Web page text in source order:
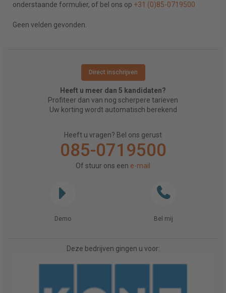
onderstaande formulier, of bel ons op +31 (0)85-0719500
Geen velden gevonden.
Direct inschrijven
Heeft u meer dan 5 kandidaten?
Profiteer dan van nog scherpere tarieven
Uw korting wordt automatisch berekend
Heeft u vragen? Bel ons gerust
085-0719500
Of stuur ons een e-mail
Demo Bel mij
Deze bedrijven gingen u voor: